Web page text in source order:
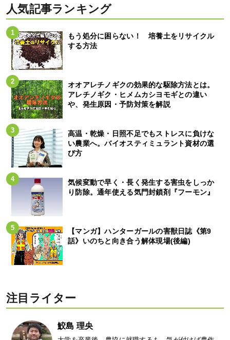
人気記事ランキング
もう処分に困らない！ 培養土をリサイクル
する方法
オオアレチノギクの効果的な駆除方法とは。
アレチノギク・ヒメムカシヨモギとの違い
や、発生原因・予防対策を解説
高温・乾燥・日照不足でもストレスに負けな
い農業へ。バイオスティミュラント資材の選
び方
気候変動で早く・長く発生する害虫をしっか
り防除。通年使える気門封鎖剤『フーモン』
【マンガ】ハンターガールの害獣日誌《第9
話》いのちと向き合う解体現場(後編)
注目ライター
鮫島 理央